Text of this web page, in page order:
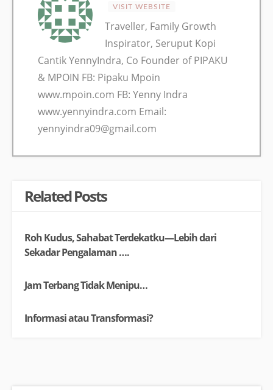
VISIT WEBSITE
Traveller, Family Growth
Inspirator, Seruput Kopi
Cantik YennyIndra, Co Founder of PIPAKU
& MPOIN FB: Pipaku Mpoin
www.mpoin.com FB: Yenny Indra
www.yennyindra.com Email:
yennyindra09@gmail.com
Related Posts
Roh Kudus, Sahabat Terdekatku—Lebih dari
Sekadar Pengalaman ….
Jam Terbang Tidak Menipu…
Informasi atau Transformasi?